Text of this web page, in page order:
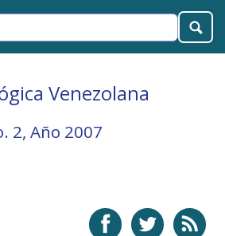
Venezolana
2, Año 2007